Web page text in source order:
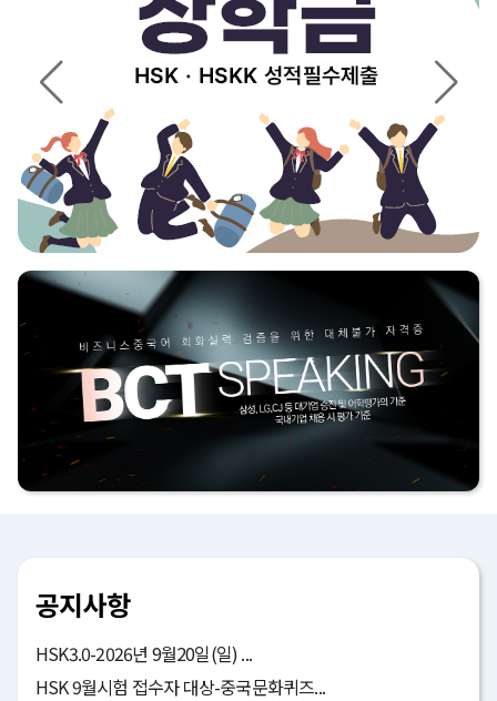
공지사항
HSK3.0-2026년 9월20일(일) ...
HSK 9월시험 접수자 대상-중국문화퀴즈...